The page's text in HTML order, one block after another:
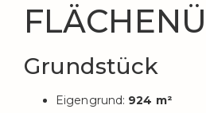
Grundstück
Eigengrund: 924 m²